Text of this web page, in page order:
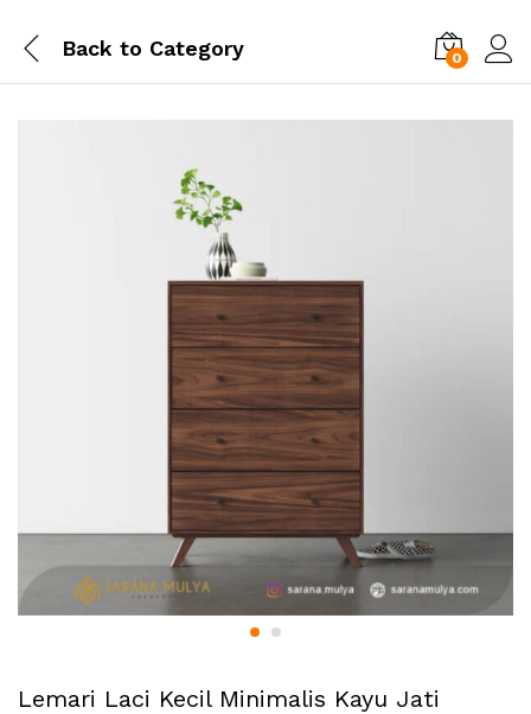
Back to Category 0
Lemari Laci Kecil Minimalis Kayu Jati